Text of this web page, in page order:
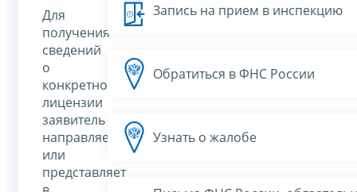
Для
получения
сведений
о
конкретной
лицензии
заявитель
направляет
или
представляет
Запись на прием в инспекцию
Обратиться в ФНС России
Узнать о жалобе